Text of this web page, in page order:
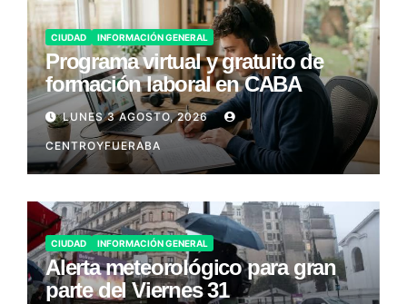
CIUDAD INFORMACIÓN GENERAL
Programa virtual y gratuito de
formación laboral en CABA
LUNES 3 AGOSTO, 2026
CENTROYFUERABA
CIUDAD INFORMACIÓN GENERAL
Alerta meteorológico para gran
parte del Viernes 31